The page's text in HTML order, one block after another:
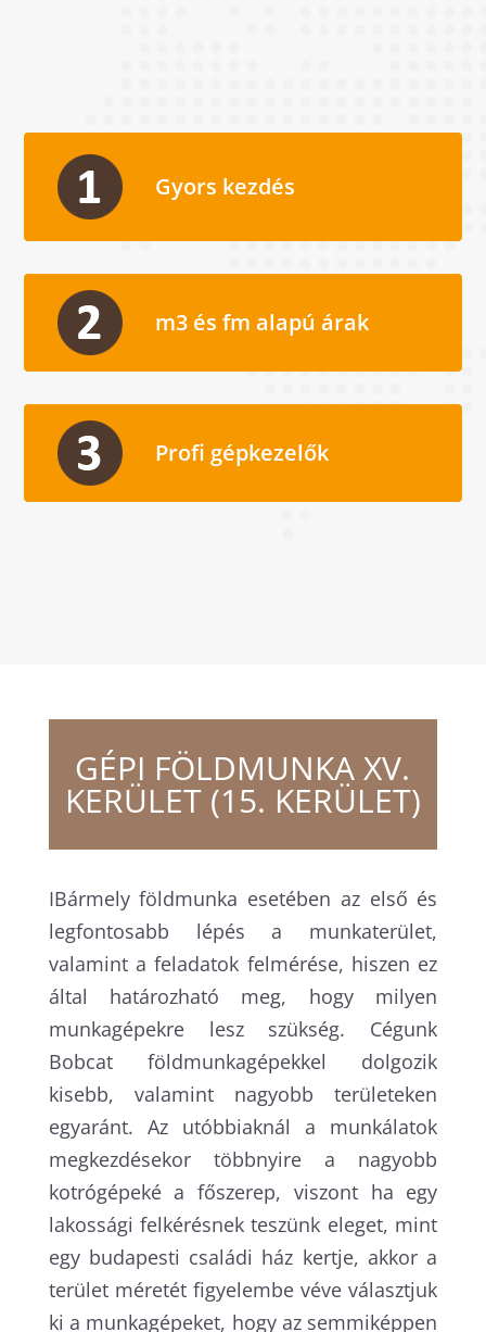
Gyors kezdés
m3 és fm alapú árak
Profi gépkezelők
GÉPI FÖLDMUNKA XV.
KERÜLET (15. KERÜLET)
IBármely földmunka esetében az első és
legfontosabb lépés a munkaterület,
valamint a feladatok felmérése, hiszen ez
által határozható meg, hogy milyen
munkagépekre lesz szükség. Cégunk
Bobcat földmunkagépekkel dolgozik
kisebb, valamint nagyobb területeken
egyaránt. Az utóbbiaknál a munkálatok
megkezdésekor többnyire a nagyobb
kotrógépeké a főszerep, viszont ha egy
lakossági felkérésnek teszünk eleget, mint
egy budapesti családi ház kertje, akkor a
terület méretét figyelembe véve választjuk
ki a munkagépeket, hogy az semmiképpen